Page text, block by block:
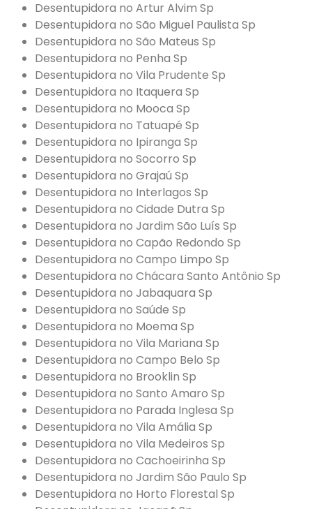
Desentupidora no Artur Alvim Sp
Desentupidora no São Miguel Paulista Sp
Desentupidora no São Mateus Sp
Desentupidora no Penha Sp
Desentupidora no Vila Prudente Sp
Desentupidora no Itaquera Sp
Desentupidora no Mooca Sp
Desentupidora no Tatuapé Sp
Desentupidora no Ipiranga Sp
Desentupidora no Socorro Sp
Desentupidora no Grajaú Sp
Desentupidora no Interlagos Sp
Desentupidora no Cidade Dutra Sp
Desentupidora no Jardim São Luís Sp
Desentupidora no Capão Redondo Sp
Desentupidora no Campo Limpo Sp
Desentupidora no Chácara Santo Antônio Sp
Desentupidora no Jabaquara Sp
Desentupidora no Saúde Sp
Desentupidora no Moema Sp
Desentupidora no Vila Mariana Sp
Desentupidora no Campo Belo Sp
Desentupidora no Brooklin Sp
Desentupidora no Santo Amaro Sp
Desentupidora no Parada Inglesa Sp
Desentupidora no Vila Amália Sp
Desentupidora no Vila Medeiros Sp
Desentupidora no Cachoeirinha Sp
Desentupidora no Jardim São Paulo Sp
Desentupidora no Horto Florestal Sp